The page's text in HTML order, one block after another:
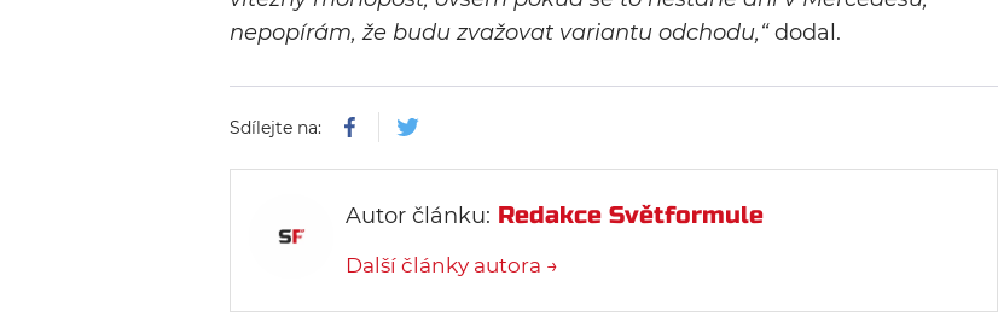
nepopírám, že budu zvažovat variantu odchodu,“dodal.
Sdílejte na:
Autor článku: Redakce Světformule
Další články autora →